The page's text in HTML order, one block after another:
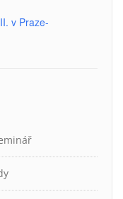
v Praze-